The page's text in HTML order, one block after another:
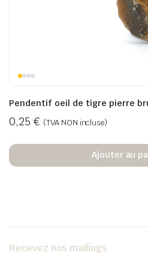
Pendentif oeil de tigre pierre
0,25 € (TVA NON incluse)
Ajouter au
Recevez nos mailings